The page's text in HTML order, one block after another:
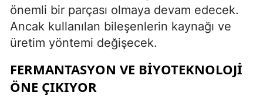
önemli bir parçası olmaya devam edecek.
Ancak kullanılan bileşenlerin kaynağı ve
üretim yöntemi değişecek.
FERMANTASYON VE BIYOTEKNOLOJI
ÖNE ÇIKIYOR